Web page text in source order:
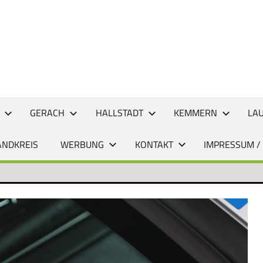
GERACH HALLSTADT KEMMERN
WERBUNG KONTAKT IMPRESSUM /